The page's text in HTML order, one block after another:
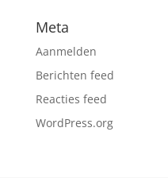
Meta
Aanmelden
Berichten feed
Reacties feed
WordPress.org